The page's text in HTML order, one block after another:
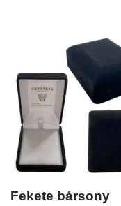
Fekete bársony